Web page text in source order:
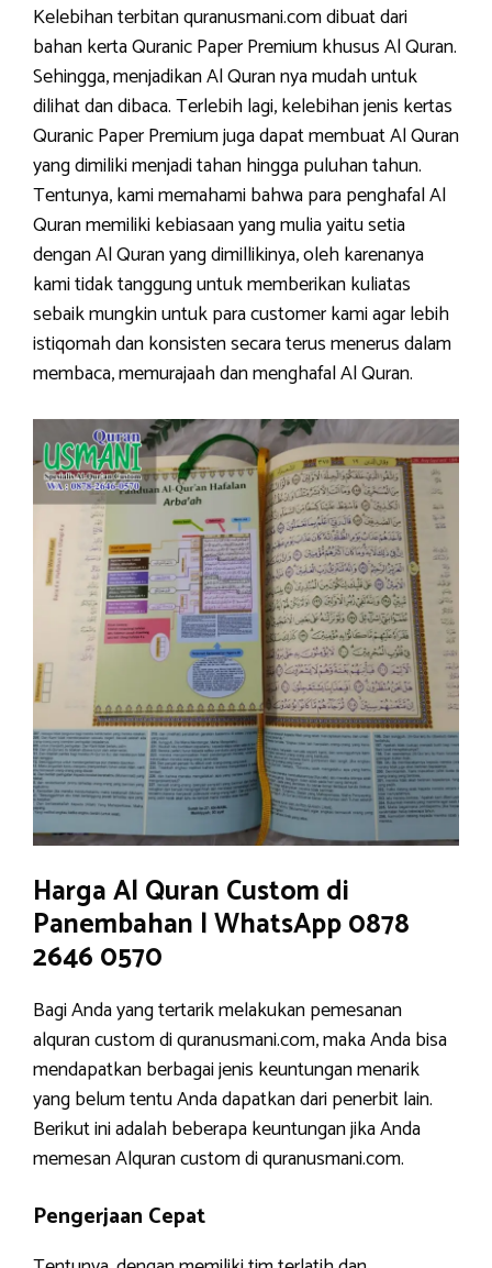
Kelebihan terbitan quranusmani.com dibuat dari
bahan kerta Quranic Paper Premium khusus Al Quran.
Sehingga, menjadikan Al Quran nya mudah untuk
dilihat dan dibaca. Terlebih lagi, kelebihan jenis kertas
Quranic Paper Premium juga dapat membuat Al Quran
yang dimiliki menjadi tahan hingga puluhan tahun.
Tentunya, kami memahami bahwa para penghafal Al
Quran memiliki kebiasaan yang mulia yaitu setia
dengan Al Quran yang dimillikinya, oleh karenanya
kami tidak tanggung untuk memberikan kuliatas
sebaik mungkin untuk para customer kami agar lebih
istiqomah dan konsisten secara terus menerus dalam
membaca, memurajaah dan menghafal Al Quran.
Harga Al Quran Custom di
Panembahan | WhatsApp 0878
2646 0570
Bagi Anda yang tertarik melakukan pemesanan
alquran custom di quranusmani.com, maka Anda bisa
mendapatkan berbagai jenis keuntungan menarik
yang belum tentu Anda dapatkan dari penerbit lain.
Berikut ini adalah beberapa keuntungan jika Anda
memesan Alquran custom di quranusmani.com.
Pengerjaan Cepat